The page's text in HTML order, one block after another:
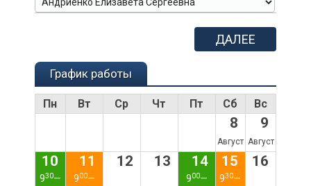
ДАЛЕЕ
График работы
Пн Вт Ср Чт Пт Сб Вс
8
Август
9
Август
10
930—
11
900—
12 13 14
900—
15
930—
16